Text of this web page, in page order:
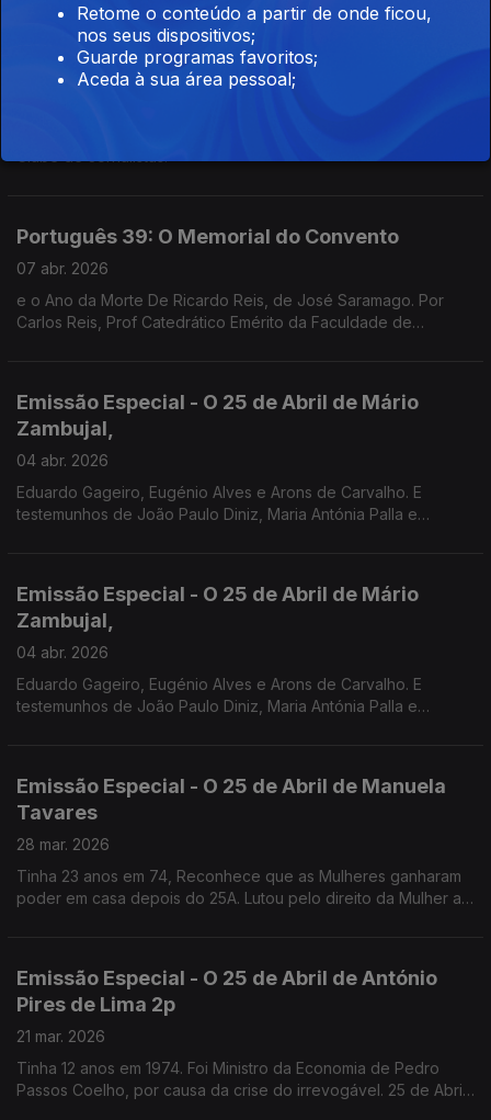
Emissão Especial - O 25 de Abril de António
Borga,
Português 39: O Memorial do Convento
07 abr. 2026
e o Ano da Morte De Ricardo Reis, de José Saramago. Por
Carlos Reis, Prof Catedrático Emérito da Faculdade de
Emissão Especial - O 25 de Abril de Mário
Zambujal,
04 abr. 2026
Eduardo Gageiro, Eugénio Alves e Arons de Carvalho. E
testemunhos de João Paulo Diniz, Maria Antónia Palla e
Emissão Especial - O 25 de Abril de Mário
Zambujal,
04 abr. 2026
Eduardo Gageiro, Eugénio Alves e Arons de Carvalho. E
testemunhos de João Paulo Diniz, Maria Antónia Palla e
Emissão Especial - O 25 de Abril de Manuela
Tavares
28 mar. 2026
Tinha 23 anos em 74, Reconhece que as Mulheres ganharam
poder em casa depois do 25A. Lutou pelo direito da Mulher ao
Emissão Especial - O 25 de Abril de António
Pires de Lima 2p
21 mar. 2026
Tinha 12 anos em 1974. Foi Ministro da Economia de Pedro
Passos Coelho, por causa da crise do irrevogável. 25 de Abril
Retome o conteúdo a partir de onde ficou,
nos seus dispositivos;
Guarde programas favoritos;
Aceda à sua área pessoal;